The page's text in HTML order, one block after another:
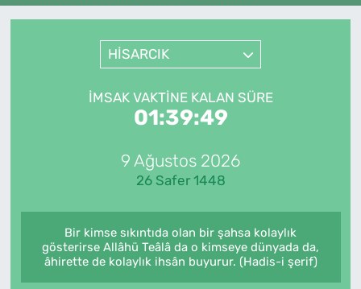
HİSARCIK
İMSAK VAKTINE KALAN SÜRE
01:39:49
9 Ağustos 2026
26 Safer 1448
Bir kimse sıkıntıda olan bir şahsa kolaylık
gösterirse Allâhü Teâlâ da o kimseye dünyada da,
âhirette de kolaylık ihsân buyurur. (Hadis-i şerif)